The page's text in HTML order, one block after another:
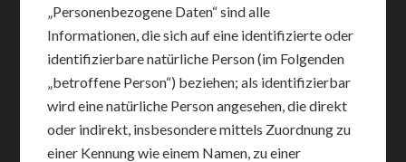
„Personenbezogene Daten“ sind alle
Informationen, die sich auf eine identifizierte oder
identifizierbare natürliche Person (im Folgenden
„betroffene Person“) beziehen; als identifizierbar
wird eine natürliche Person angesehen, die direkt
oder indirekt, insbesondere mittels Zuordnung zu
einer Kennung wie einem Namen, zu einer